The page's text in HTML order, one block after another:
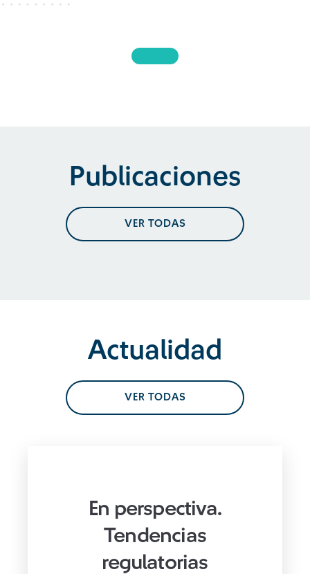
Publicaciones
VER TODAS
Actualidad
VER TODAS
En perspectiva.
Tendencias
regulatorias